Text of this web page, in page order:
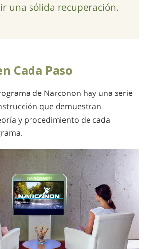
una sólida recuperación.
Cada Paso
de Narconon hay una serie
que demuestran
y procedimiento de cada